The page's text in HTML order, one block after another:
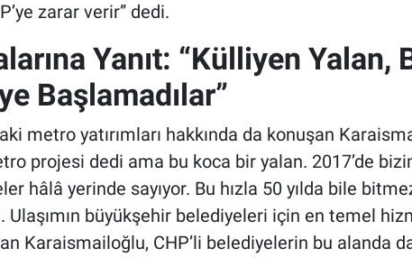
zarar verir” dedi.
Yanıt: “Külliyen Yalan,
Başlamadılar”
metro yatırımları hakkında da konuşan
projesi dedi ama bu koca bir yalan. 2017’de
hâlâ yerinde sayıyor. Bu hızla 50 yılda bile
Ulaşımın büyükşehir belediyeleri için en temel
Karaismailoğlu, CHP’li belediyelerin bu alanda